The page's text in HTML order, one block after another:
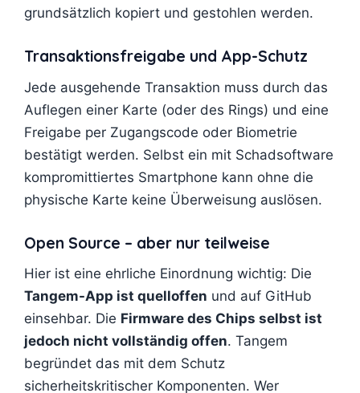
grundsätzlich kopiert und gestohlen werden.
Transaktionsfreigabe und App-Schutz
Jede ausgehende Transaktion muss durch das
Auflegen einer Karte (oder des Rings) und eine
Freigabe per Zugangscode oder Biometrie
bestätigt werden. Selbst ein mit Schadsoftware
kompromittiertes Smartphone kann ohne die
physische Karte keine Überweisung auslösen.
Open Source – aber nur teilweise
Hier ist eine ehrliche Einordnung wichtig: Die
Tangem-App ist quelloffen und auf GitHub
einsehbar. Die Firmware des Chips selbst ist
jedoch nicht vollständig offen. Tangem
begründet das mit dem Schutz
sicherheitskritischer Komponenten. Wer